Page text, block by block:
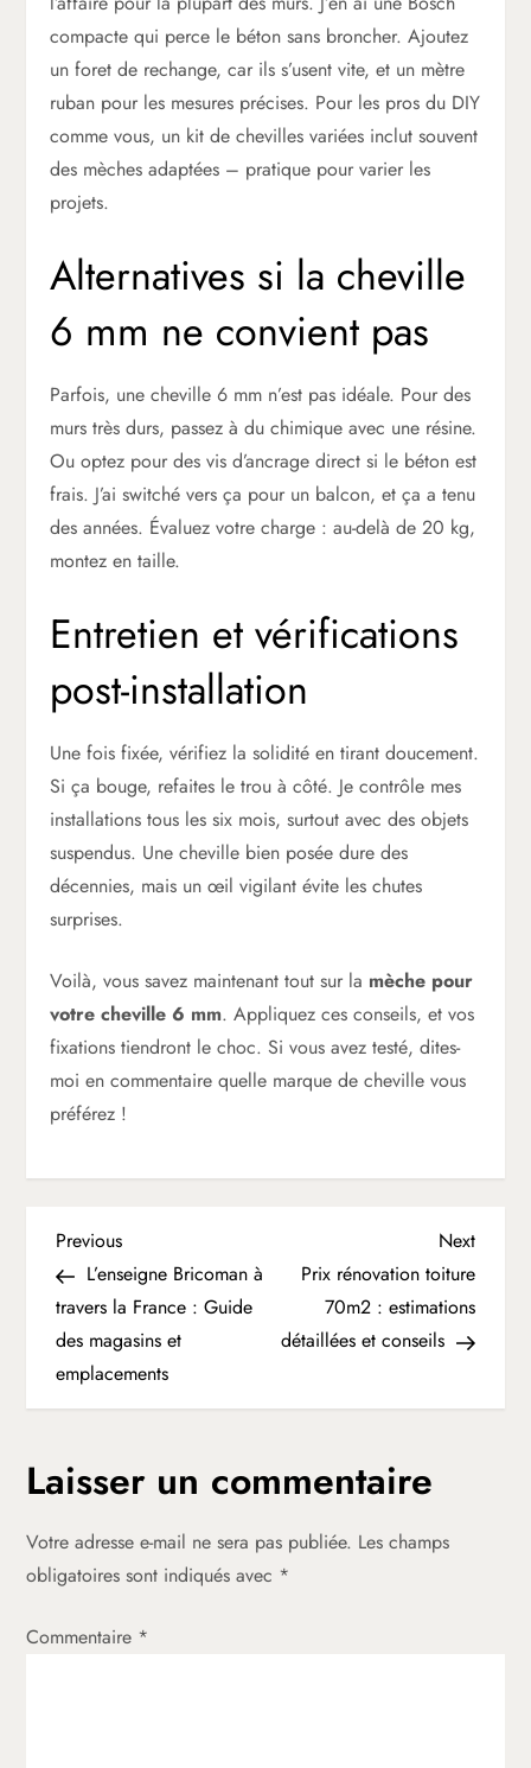
compacte qui perce le béton sans broncher. Ajoutez
un foret de rechange, car ils s’usent vite, et un mètre
ruban pour les mesures précises. Pour les pros du DIY
comme vous, un kit de chevilles variées inclut souvent
des mèches adaptées – pratique pour varier les
projets.
Alternatives si la cheville
6 mm ne convient pas
Parfois, une cheville 6 mm n’est pas idéale. Pour des
murs très durs, passez à du chimique avec une résine.
Ou optez pour des vis d’ancrage direct si le béton est
frais. J’ai switché vers ça pour un balcon, et ça a tenu
des années. Évaluez votre charge : au-delà de 20 kg,
montez en taille.
Entretien et vérifications
post-installation
Une fois fixée, vérifiez la solidité en tirant doucement.
Si ça bouge, refaites le trou à côté. Je contrôle mes
installations tous les six mois, surtout avec des objets
suspendus. Une cheville bien posée dure des
décennies, mais un œil vigilant évite les chutes
surprises.
Voilà, vous savez maintenant tout sur la mèche pour
votre cheville 6 mm. Appliquez ces conseils, et vos
fixations tiendront le choc. Si vous avez testé, dites-
moi en commentaire quelle marque de cheville vous
préférez !
N
a
v
i
g
a
t
i
Previous
Post
Previous
L’enseigne Bricoman à
travers la France : Guide
des magasins et
emplacements
Next
Post
Next
Prix rénovation toiture
70m2 : estimations
détaillées et conseils
Laisser un commentaire
Votre adresse e-mail ne sera pas publiée. Les champs
obligatoires sont indiqués avec *
Commentaire *